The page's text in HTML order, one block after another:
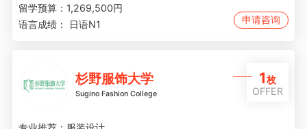
留学预算： 1,269,500円
语言成绩：
日语N1 申请咨询
杉野服饰大学
Sugino Fashion College
1枚
OFFER